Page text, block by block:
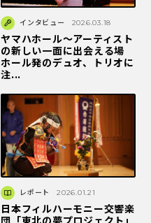
インタビュー 2026.03.18
ヤマハホール～アーティスト
の新しい一面に出会える場
ホール発のデュオ、トリオに
注...
レポート 2026.01.21
日本フィルハーモニー交響楽